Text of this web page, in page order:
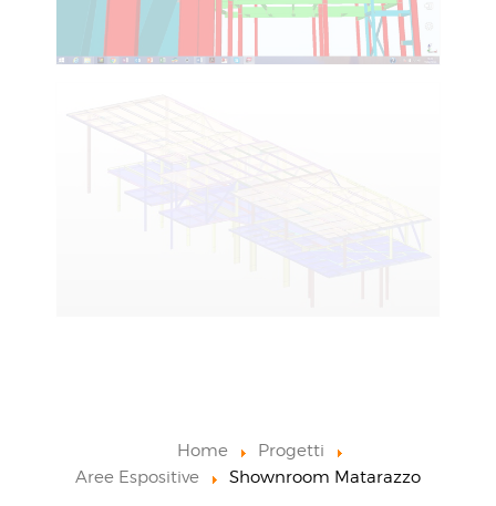
Home
Progetti
Aree Espositive
Shownroom Matarazzo